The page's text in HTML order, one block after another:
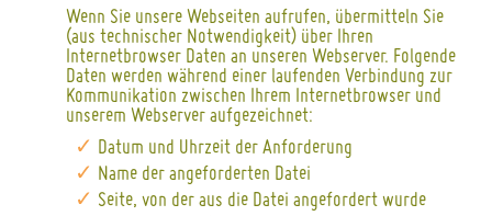
Wenn Sie unsere Webseiten aufrufen, übermitteln Sie
(aus technischer Notwendigkeit) über Ihren
Internetbrowser Daten an unseren Webserver. Folgende
Daten werden während einer laufenden Verbindung zur
Kommunikation zwischen Ihrem Internetbrowser und
unserem Webserver aufgezeichnet:
Datum und Uhrzeit der Anforderung
Name der angeforderten Datei
Seite, von der aus die Datei angefordert wurde